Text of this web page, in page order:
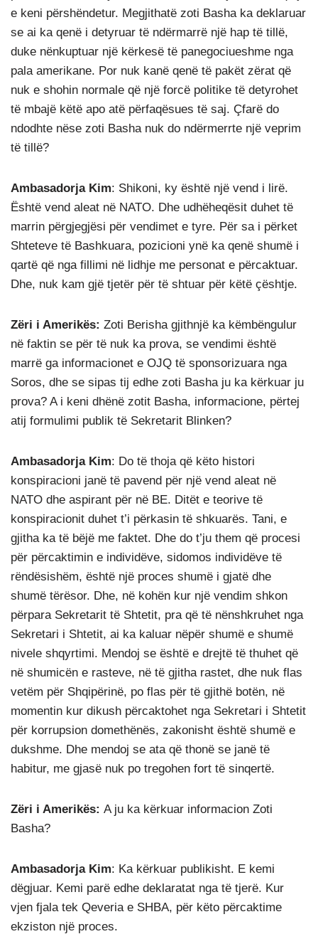
e keni përshëndetur. Megjithatë zoti Basha ka deklaruar
se ai ka qenë i detyruar të ndërmarrë një hap të tillë,
duke nënkuptuar një kërkesë të panegociueshme nga
pala amerikane. Por nuk kanë qenë të pakët zërat që
nuk e shohin normale që një forcë politike të detyrohet
të mbajë këtë apo atë përfaqësues të saj. Çfarë do
ndodhte nëse zoti Basha nuk do ndërmerrte një veprim
të tillë?
Ambasadorja Kim: Shikoni, ky është një vend i lirë.
Është vend aleat në NATO. Dhe udhëheqësit duhet të
marrin përgjegjësi për vendimet e tyre. Për sa i përket
Shteteve të Bashkuara, pozicioni ynë ka qenë shumë i
qartë që nga fillimi në lidhje me personat e përcaktuar.
Dhe, nuk kam gjë tjetër për të shtuar për këtë çështje.
Zëri i Amerikës: Zoti Berisha gjithnjë ka këmbëngulur
në faktin se për të nuk ka prova, se vendimi është
marrë ga informacionet e OJQ të sponsorizuara nga
Soros, dhe se sipas tij edhe zoti Basha ju ka kërkuar ju
prova? A i keni dhënë zotit Basha, informacione, përtej
atij formulimi publik të Sekretarit Blinken?
Ambasadorja Kim: Do të thoja që këto histori
konspiracioni janë të pavend për një vend aleat në
NATO dhe aspirant për në BE. Ditët e teorive të
konspiracionit duhet t’i përkasin të shkuarës. Tani, e
gjitha ka të bëjë me faktet. Dhe do t’ju them që procesi
për përcaktimin e individëve, sidomos individëve të
rëndësishëm, është një proces shumë i gjatë dhe
shumë tërësor. Dhe, në kohën kur një vendim shkon
përpara Sekretarit të Shtetit, pra që të nënshkruhet nga
Sekretari i Shtetit, ai ka kaluar nëpër shumë e shumë
nivele shqyrtimi. Mendoj se është e drejtë të thuhet që
në shumicën e rasteve, në të gjitha rastet, dhe nuk flas
vetëm për Shqipërinë, po flas për të gjithë botën, në
momentin kur dikush përcaktohet nga Sekretari i Shtetit
për korrupsion domethënës, zakonisht është shumë e
dukshme. Dhe mendoj se ata që thonë se janë të
habitur, me gjasë nuk po tregohen fort të sinqertë.
Zëri i Amerikës: A ju ka kërkuar informacion Zoti
Basha?
Ambasadorja Kim: Ka kërkuar publikisht. E kemi
dëgjuar. Kemi parë edhe deklaratat nga të tjerë. Kur
vjen fjala tek Qeveria e SHBA, për këto përcaktime
ekziston një proces.